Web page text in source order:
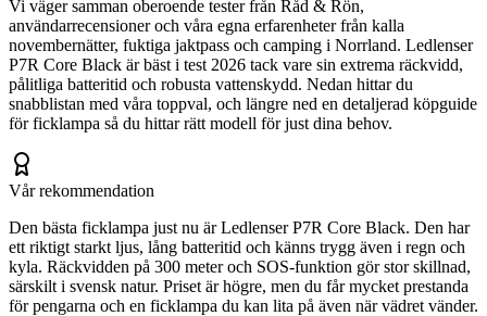
Vi väger samman oberoende tester från Råd & Rön,
användarrecensioner och våra egna erfarenheter från kalla
novembernätter, fuktiga jaktpass och camping i Norrland. Ledlenser
P7R Core Black är bäst i test 2026 tack vare sin extrema räckvidd,
pålitliga batteritid och robusta vattenskydd. Nedan hittar du
snabblistan med våra toppval, och längre ned en detaljerad köpguide
för ficklampa så du hittar rätt modell för just dina behov.
Vår rekommendation
Den bästa ficklampa just nu är Ledlenser P7R Core Black. Den har
ett riktigt starkt ljus, lång batteritid och känns trygg även i regn och
kyla. Räckvidden på 300 meter och SOS-funktion gör stor skillnad,
särskilt i svensk natur. Priset är högre, men du får mycket prestanda
för pengarna och en ficklampa du kan lita på även när vädret vänder.